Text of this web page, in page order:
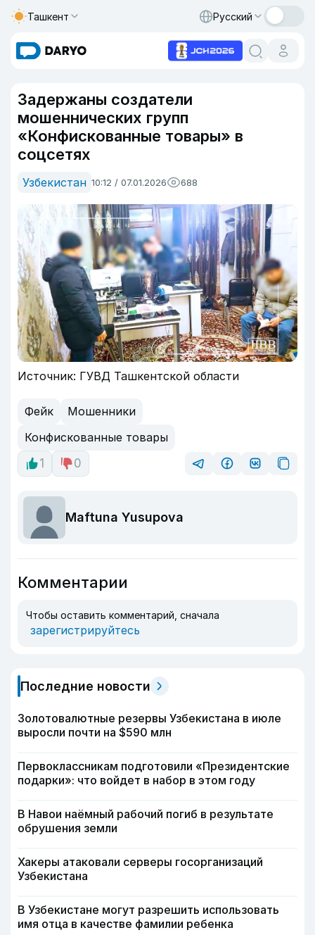
Ташкент Русский
Задержаны создатели
мошеннических групп
«Конфискованные товары» в
соцсетях
Узбекистан 10:12 / 07.01.2026 688
Источник: ГУВД Ташкентской области
Фейк
Мошенники
Конфискованные товары
1
0
Maftuna Yusupova
Комментарии
Чтобы оставить комментарий, сначала
зарегистрируйтесь
Последние новости
Золотовалютные резервы Узбекистана в июле
выросли почти на $590 млн
Первоклассникам подготовили «Президентские
подарки»: что войдет в набор в этом году
В Навои наёмный рабочий погиб в результате
обрушения земли
Хакеры атаковали серверы госорганизаций
Узбекистана
В Узбекистане могут разрешить использовать
имя отца в качестве фамилии ребенка